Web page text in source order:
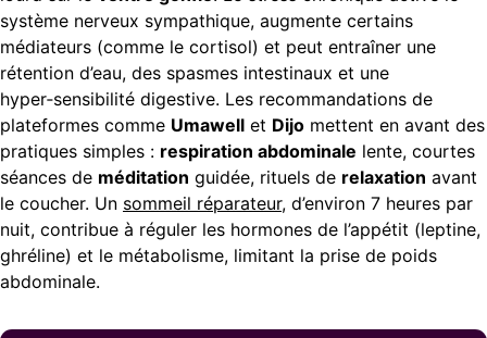
système nerveux sympathique, augmente certains
médiateurs (comme le cortisol) et peut entraîner une
rétention d’eau, des spasmes intestinaux et une
hyper‑sensibilité digestive. Les recommandations de
plateformes comme Umawell et Dijo mettent en avant des
pratiques simples : respiration abdominale lente, courtes
séances de méditation guidée, rituels de relaxation avant
le coucher. Un sommeil réparateur, d’environ 7 heures par
nuit, contribue à réguler les hormones de l’appétit (leptine,
ghréline) et le métabolisme, limitant la prise de poids
abdominale.